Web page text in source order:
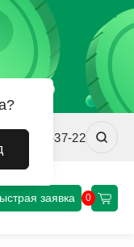
(8312) 00-37-22
заявка 0